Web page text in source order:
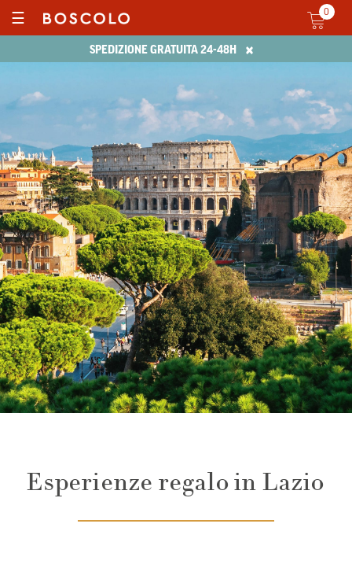
SPEDIZIONE GRATUITA 24-48H ×
☰ 0
Esperienze regalo in Lazio